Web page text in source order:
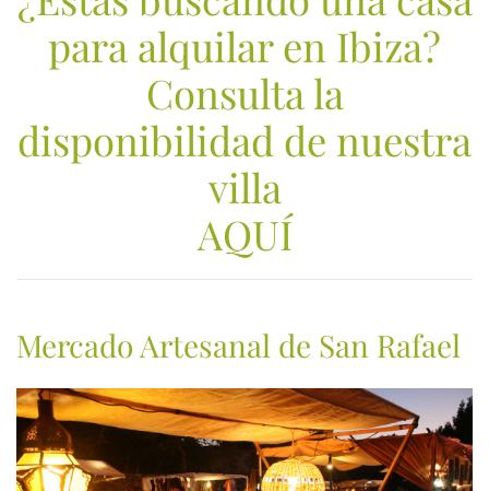
para alquilar en Ibiza?
Consulta la
disponibilidad de nuestra
villa
AQUÍ
Mercado Artesanal de San Rafael